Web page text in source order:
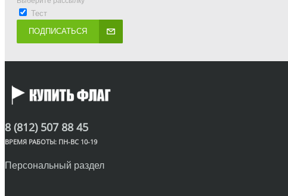
Тест
ПОДПИСАТЬСЯ
8 (812) 507 88 45
ВРЕМЯ РАБОТЫ: ПН-ВС 10-19
Персональный раздел